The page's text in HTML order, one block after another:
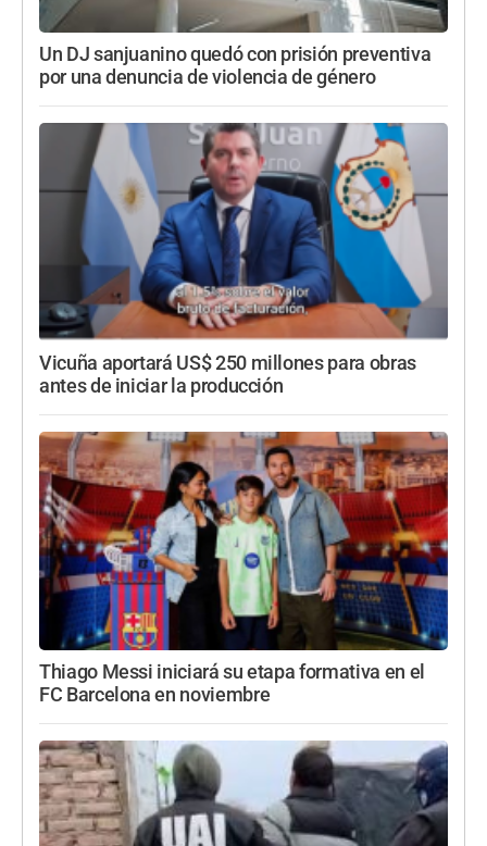
Un DJ sanjuanino quedó con prisión preventiva
por una denuncia de violencia de género
Vicuña aportará US$ 250 millones para obras
antes de iniciar la producción
Thiago Messi iniciará su etapa formativa en el
FC Barcelona en noviembre